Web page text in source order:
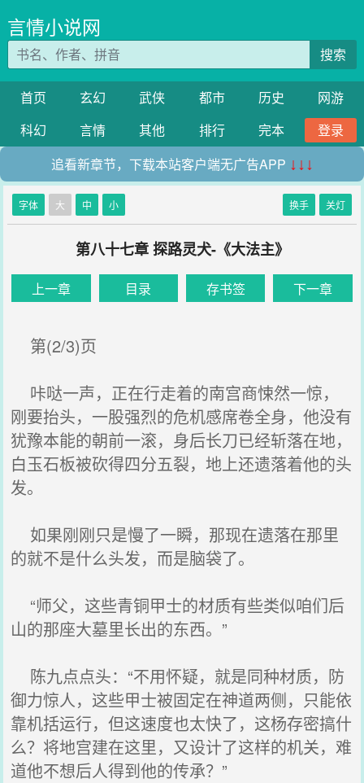
言情小说网
搜索
首页 玄幻 武侠 都市 历史
网游
科幻
言情 其他 排行 完本
登录
追看新章节，下载本站客户端无广告APP ↓↓↓
字体 大 中 小 换手 关灯
第八十七章 探路灵犬-《大法主》
上一章 目录 存书签 下一章
第(2/3)页
咔哒一声，正在行走着的南宫商悚然一惊，
刚要抬头，一股强烈的危机感席卷全身，他没有
犹豫本能的朝前一滚，身后长刀已经斩落在地，
白玉石板被砍得四分五裂，地上还遗落着他的头
发。
如果刚刚只是慢了一瞬，那现在遗落在那里
的就不是什么头发，而是脑袋了。
“师父，这些青铜甲士的材质有些类似咱们后
山的那座大墓里长出的东西。”
陈九点点头：“不用怀疑，就是同种材质，防
御力惊人，这些甲士被固定在神道两侧，只能依
靠机括运行，但这速度也太快了，这杨存密搞什
么？将地宫建在这里，又设计了这样的机关，难
道他不想后人得到他的传承？”